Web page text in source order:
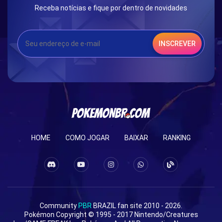
Receba notícias e fique por dentro de novidades
INSCREVER
HOME COMO JOGAR BAIXAR RANKING
Community PBR BRAZIL fan site 2010 - 2026.
Pokémon Copyright © 1995 - 2017 Nintendo/Creatures